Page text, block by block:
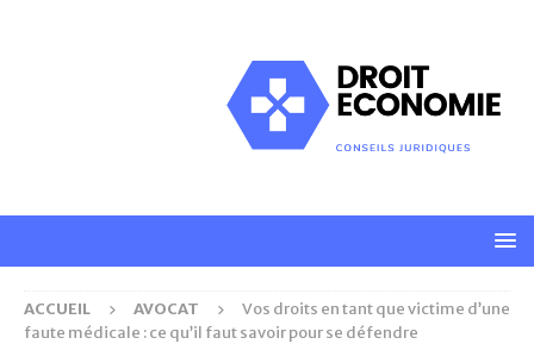
ACCUEIL AVOCAT
Vos droits en tant que victime d’une
faute médicale : ce qu’il faut savoir pour se défendre